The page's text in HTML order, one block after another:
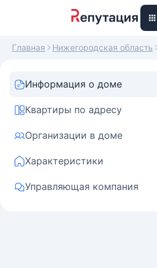
Главная Нижегородская область
Информация о доме
Квартиры по адресу
Организации в доме
Характеристики
Управляющая компания